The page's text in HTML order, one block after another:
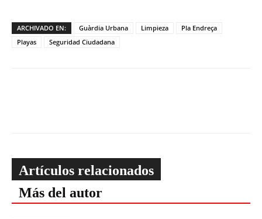
ARCHIVADO EN: Guàrdia Urbana Limpieza
Pla Endreça
Playas
Seguridad Ciudadana
Artículos relacionados
Más del autor